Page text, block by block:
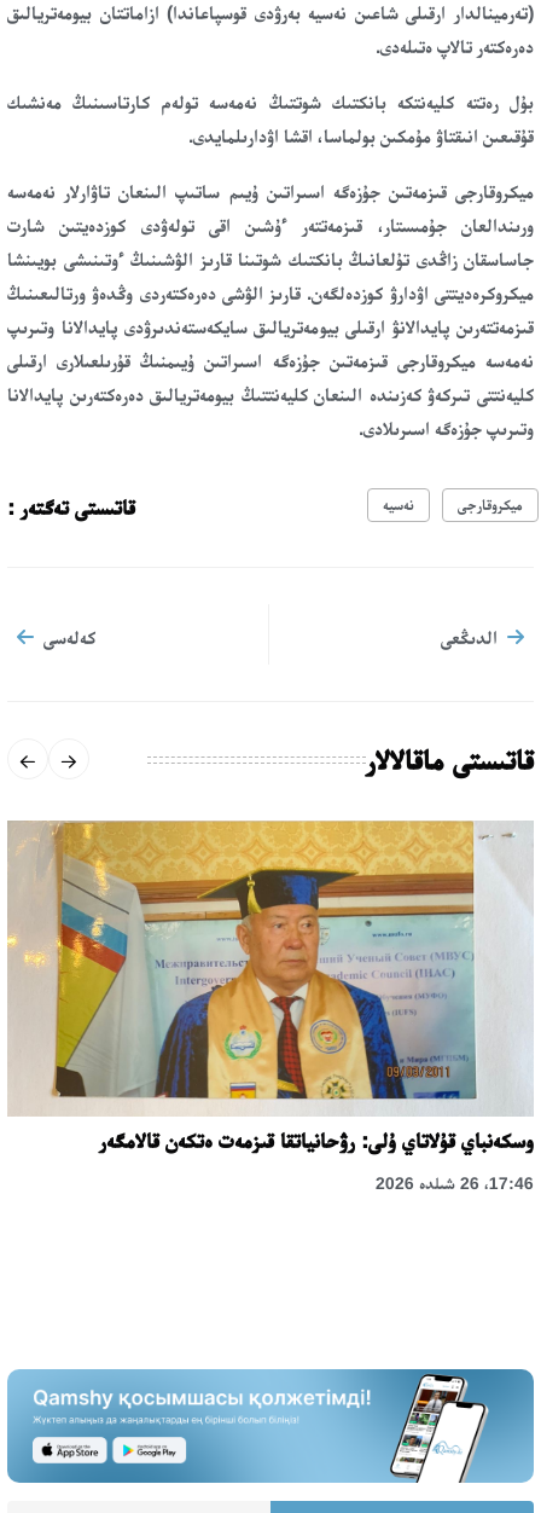
(تەرمينالدار ارقىلى شاعىن نەسيە بەرۋدى قوسپاعاندا) ازاماتتان بيومەتريالىق
دەرەكتەر تالاپ ەتىلەدى.
بۇل رەتتە كليەنتكە بانكتىك شوتتىڭ نەمەسە تولەم كارتاسىنىڭ مەنشىك
قۇقىعىن انىقتاۋ مۇمكىن بولماسا، اقشا اۋدارىلمايدى.
ميكروقارجى قىزمەتىن جۇزەگە اسىراتىن ۇيىم ساتىپ الىنعان تاۋارلار نەمەسە
ورىندالعان جۇمىستار، قىزمەتتەر ءۇشىن اقى تولەۋدى كوزدەيتىن شارت
جاساسقان زاڭدى تۇلعانىڭ بانكتىك شوتىنا قارىز الۋشىنىڭ ءوتىنىشى بويىنشا
ميكروكرەديتتى اۋدارۋ كوزدەلگەن. قارىز الۋشى دەرەكتەردى وڭدەۋ ورتالىعىنىڭ
قىزمەتتەرىن پايدالانۋ ارقىلى بيومەتريالىق سايكەستەندىرۋدى پايدالانا وتىرىپ
نەمەسە ميكروقارجى قىزمەتىن جۇزەگە اسىراتىن ۇيىمنىڭ قۇرىلعىلارى ارقىلى
كليەنتتى تىركەۋ كەزىندە الىنعان كليەنتتىڭ بيومەتريالىق دەرەكتەرىن پايدالانا
وتىرىپ جۇزەگە اسىرىلادى.
قاتىستى تەگتەر : ميكروقارجى نەسيە
الدىڭعى كەلەسى
قاتىستى ماقالالار
وسكەنباي قۇلاتاي ۇلى: رۋحانياتقا قىزمەت ەتكەن قالامگەر
17:46، 26 شىلدە 2026